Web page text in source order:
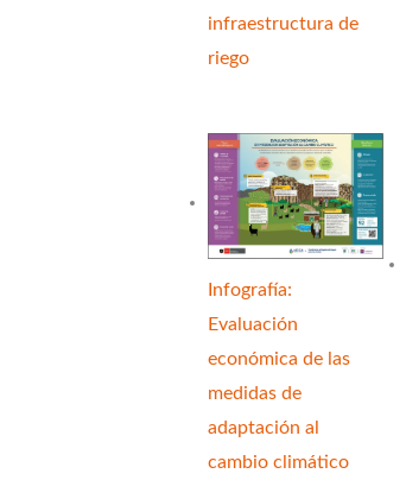
infraestructura de
riego
Infografía:
Evaluación
económica de las
medidas de
adaptación al
cambio climático